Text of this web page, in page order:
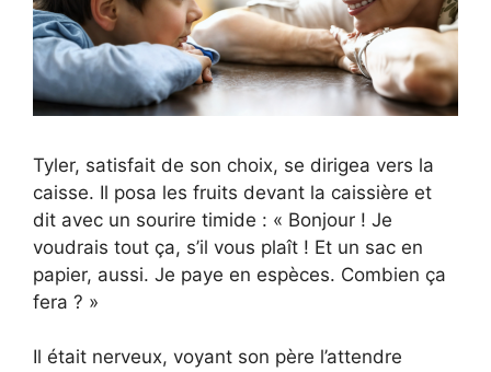
Tyler, satisfait de son choix, se dirigea vers la
caisse. Il posa les fruits devant la caissière et
dit avec un sourire timide : « Bonjour ! Je
voudrais tout ça, s’il vous plaît ! Et un sac en
papier, aussi. Je paye en espèces. Combien ça
fera ? »
Il était nerveux, voyant son père l’attendre